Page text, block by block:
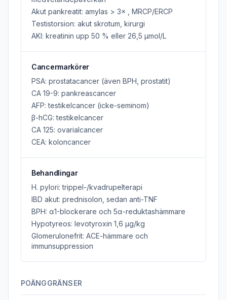
Akut pankreatit: amylas > 3× , MRCP/ERCP
Testistorsion: akut skrotum, kirurgi
AKI: kreatinin upp 50 % eller 26,5 μmol/L
Cancermarkörer
PSA: prostatacancer (även BPH, prostatit)
CA 19-9: pankreascancer
AFP: testikelcancer (icke-seminom)
β-hCG: testikelcancer
CA 125: ovarialcancer
CEA: koloncancer
Behandlingar
H. pylori: trippel-/kvadrupelterapi
IBD akut: prednisolon, sedan anti-TNF
BPH: α1-blockerare och 5α-reduktashämmare
Hypotyreos: levotyroxin 1,6 μg/kg
Glomerulonefrit: ACE-hämmare och
immunsuppression
POÄNGGRÄNSER